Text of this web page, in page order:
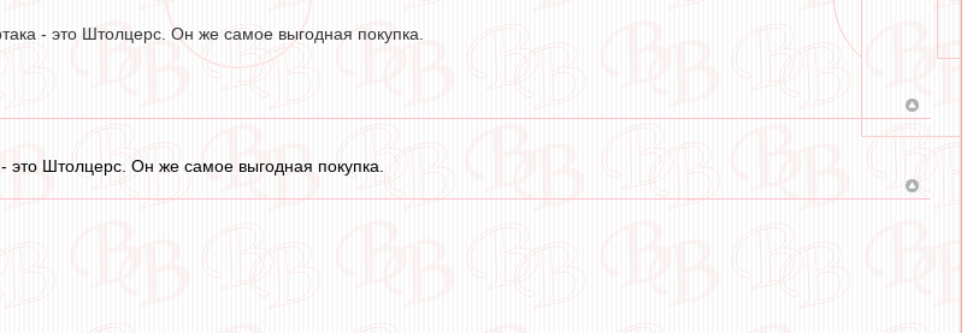
- это Штолцерс. Он же самое выгодная покупка.
Штолцерс. Он же самое выгодная покупка.